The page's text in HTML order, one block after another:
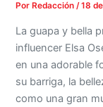
Por Redacción/18
La guapa y bella
influencer Elsa
en una adorable
su barriga, la
como una gran